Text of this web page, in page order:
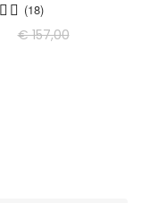
(18)
€ 157,00